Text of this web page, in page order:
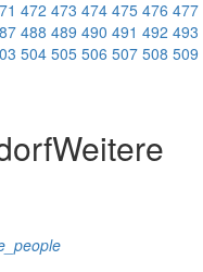
472 473 474 475 476 477
488 489 490 491 492 493
504 505 506 507 508 509
Weitere